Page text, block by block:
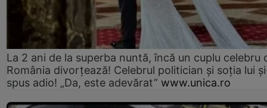
La 2 ani de la superba nuntă, încă un cuplu celebru
România divorțează! Celebrul politician și soția lui
spus adio! „Da, este adevărat” www.unica.ro